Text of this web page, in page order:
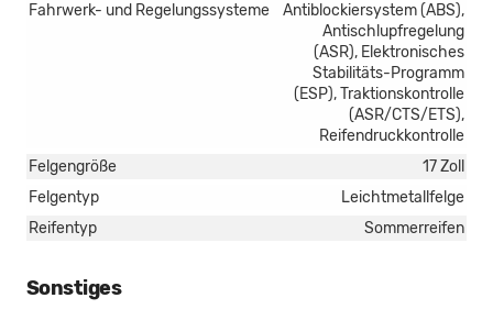
Fahrwerk- und Regelungssysteme
Antiblockiersystem (ABS),
Antischlupfregelung
(ASR), Elektronisches
Stabilitäts-Programm
(ESP), Traktionskontrolle
(ASR/CTS/ETS),
Reifendruckkontrolle
Felgengröße
17 Zoll
Felgentyp
Leichtmetallfelge
Reifentyp
Sommerreifen
Sonstiges